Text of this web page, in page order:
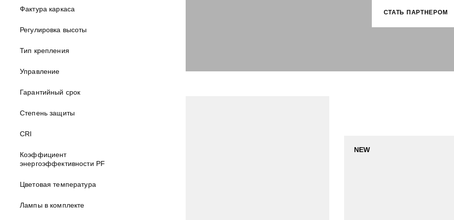
Фактура каркаса
Регулировка высоты
Тип крепления
Управление
Гарантийный срок
Степень защиты
CRI
Коэффициент
энергоэффективности PF
Цветовая температура
Лампы в комплекте
СТАТЬ ПАРТНЕРОМ
NEW